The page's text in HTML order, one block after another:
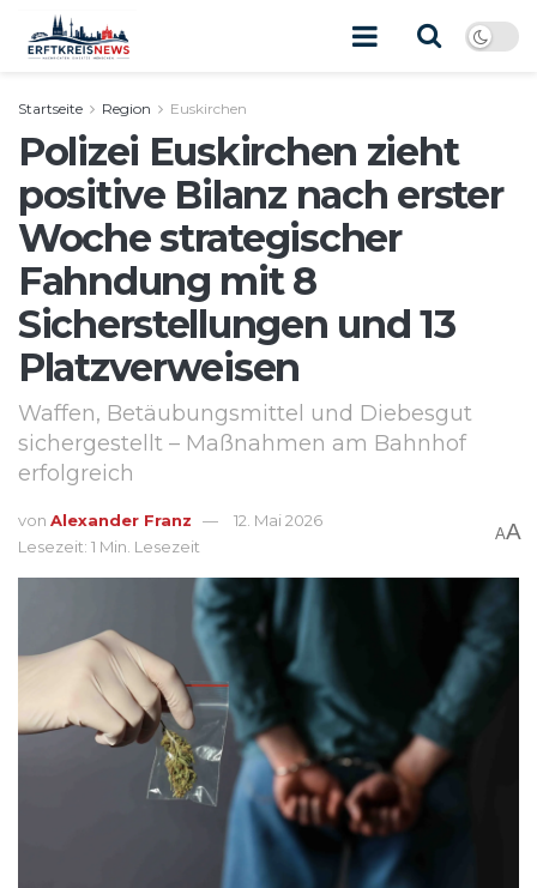
Startseite Region Euskirchen
Polizei Euskirchen zieht
positive Bilanz nach erster
Woche strategischer
Fahndung mit 8
Sicherstellungen und 13
Platzverweisen
Waffen, Betäubungsmittel und Diebesgut
sichergestellt – Maßnahmen am Bahnhof
erfolgreich
von Alexander Franz
12. Mai 2026
Lesezeit: 1 Min. Lesezeit
AA